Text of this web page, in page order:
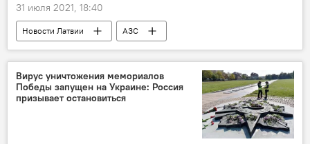
31 июля 2021, 18:40
Новости Латвии АЗС
Вирус уничтожения мемориалов
Победы запущен на Украине: Россия
призывает остановиться